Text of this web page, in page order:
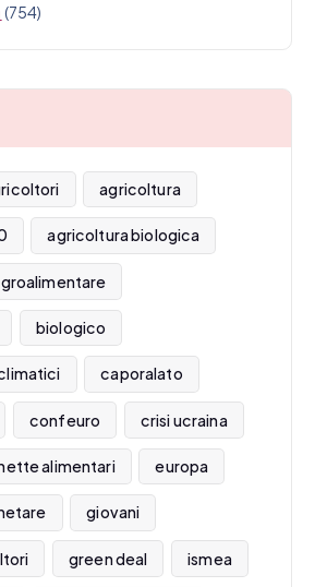
(754)
agricoltura
agricoltura biologica
biologico
caporalato
confeuro crisi ucraina
alimentari europa
giovani
green deal ismea